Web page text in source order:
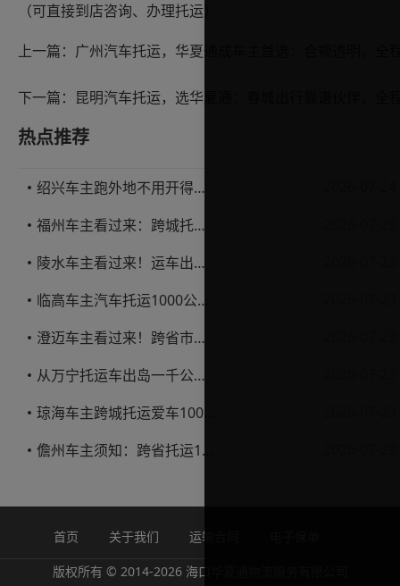
（可直接到店咨询、办理托运）
上一篇：
下一篇：
热点推荐
绍兴车主跑外地不用开得累？这份汽车托运实用指南收好不亏
福州车主看过来：跨城托运1000公里，这笔账要怎么算才不亏
陵水车主看过来！运车出岛一千公里，这笔账得这么算
临高车主汽车托运1000公里省钱避坑指南
澄迈车主看过来！跨省市托运私家车，这些账得算明白
从万宁托运车出岛一千公里，这笔钱该怎么花才不踩坑
儋州车主须知：跨省托运1000公里费用怎么算？
首页 关于我们 运输合同
版权所有 © 2014-2026 海口华夏通物流服务有限公司